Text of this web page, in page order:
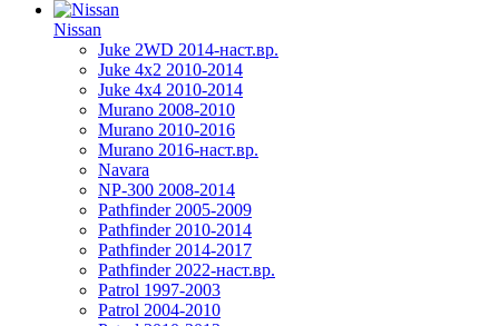
Nissan
Juke 2WD 2014-наст.вр.
Juke 4x2 2010-2014
Juke 4x4 2010-2014
Murano 2008-2010
Murano 2010-2016
Murano 2016-наст.вр.
Navara
NP-300 2008-2014
Pathfinder 2005-2009
Pathfinder 2010-2014
Pathfinder 2014-2017
Pathfinder 2022-наст.вр.
Patrol 1997-2003
Patrol 2004-2010